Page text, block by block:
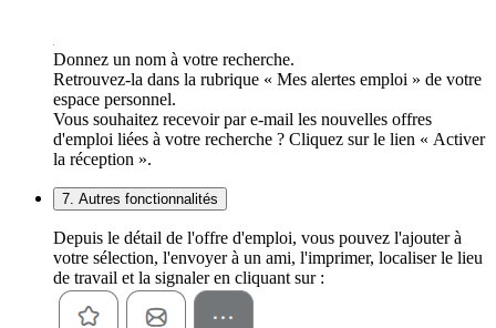
Donnez un nom à votre recherche.
Retrouvez-la dans la rubrique « Mes alertes emploi » de votre
espace personnel.
Vous souhaitez recevoir par e-mail les nouvelles offres
d'emploi liées à votre recherche ? Cliquez sur le lien « Activer
la réception ».
7. Autres fonctionnalités
Depuis le détail de l'offre d'emploi, vous pouvez l'ajouter à
votre sélection, l'envoyer à un ami, l'imprimer, localiser le lieu
de travail et la signaler en cliquant sur :